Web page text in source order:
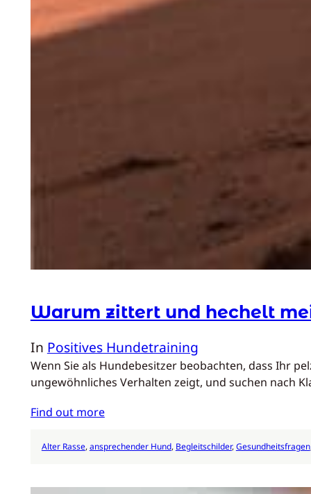
Warum zittert und hechelt
In Positives Hundetraining
Wenn Sie als Hundebesitzer beobachten, dass Ihr
ungewöhnliches Verhalten zeigt, und suchen nach
Find out more
Alter Rasse, ansprechender Hund, Begleitschilder, Gesundheitsfragen